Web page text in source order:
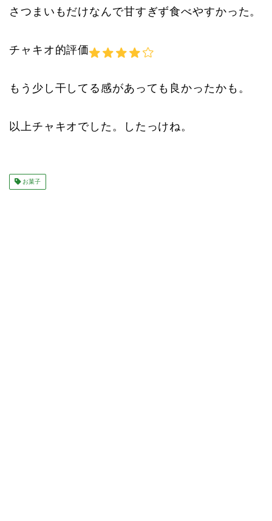
さつまいもだけなんで甘すぎず食べやすかった。
チャキオ的評価
もう少し干してる感があっても良かったかも。
以上チャキオでした。したっけね。
お菓子